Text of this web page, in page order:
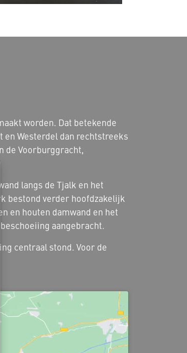
worden. Dat betekende
en Westerdel dan rechtstreeks
de Voorburggracht,
langs de Tjalk en het
bestond verder hoofdzakelijk
en houten damwand en het
aangebracht.
centraal stond. Voor de